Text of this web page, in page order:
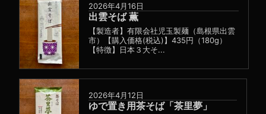
2026年4月16日
出雲そば 薫
【製造者】有限会社児玉製麺（島根県出雲
市）【購入価格(税込)】435円（180g）
【特徴】日本３大そ...
2026年4月12日
ゆで置き用茶そば「茶里夢」